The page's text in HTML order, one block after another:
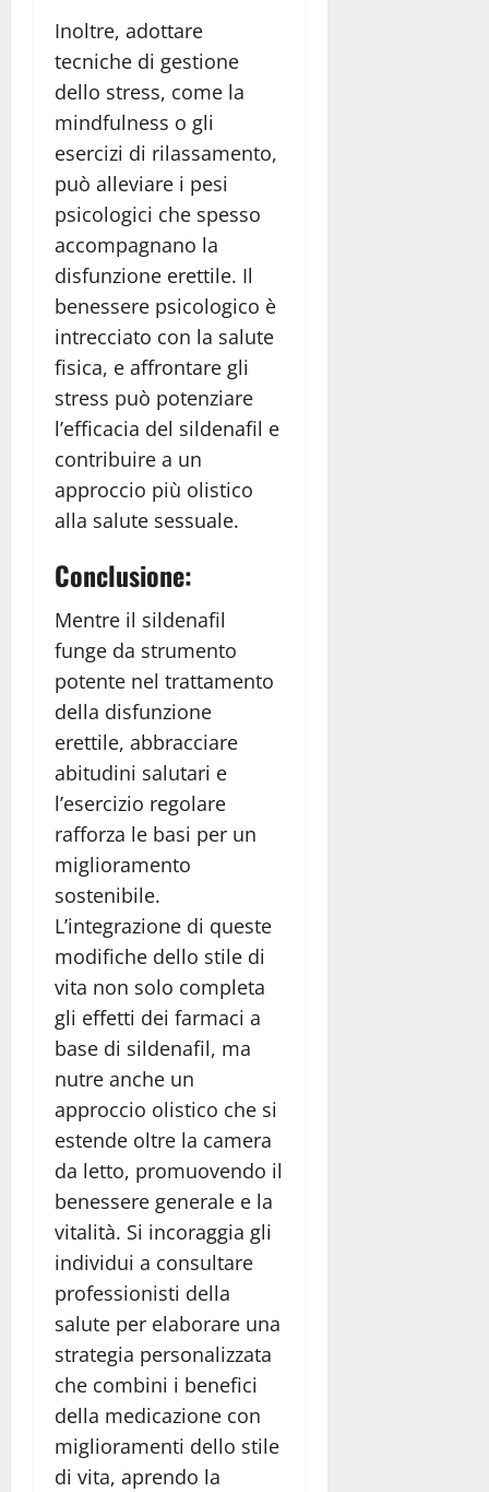
Inoltre, adottare
tecniche di gestione
dello stress, come la
mindfulness o gli
esercizi di rilassamento,
può alleviare i pesi
psicologici che spesso
accompagnano la
disfunzione erettile. Il
benessere psicologico è
intrecciato con la salute
fisica, e affrontare gli
stress può potenziare
l’efficacia del sildenafil e
contribuire a un
approccio più olistico
alla salute sessuale.
Conclusione:
Mentre il sildenafil
funge da strumento
potente nel trattamento
della disfunzione
erettile, abbracciare
abitudini salutari e
l’esercizio regolare
rafforza le basi per un
miglioramento
sostenibile.
L’integrazione di queste
modifiche dello stile di
vita non solo completa
gli effetti dei farmaci a
base di sildenafil, ma
nutre anche un
approccio olistico che si
estende oltre la camera
da letto, promuovendo il
benessere generale e la
vitalità. Si incoraggia gli
individui a consultare
professionisti della
salute per elaborare una
strategia personalizzata
che combini i benefici
della medicazione con
miglioramenti dello stile
di vita, aprendo la